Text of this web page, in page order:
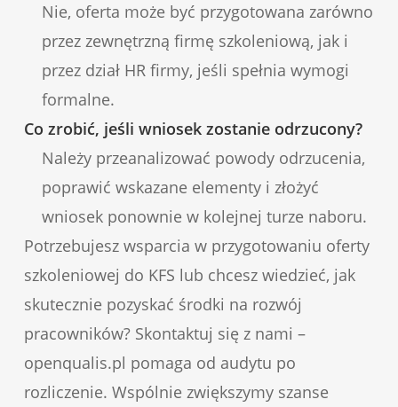
Nie, oferta może być przygotowana zarówno
przez zewnętrzną firmę szkoleniową, jak i
przez dział HR firmy, jeśli spełnia wymogi
formalne.
Co zrobić, jeśli wniosek zostanie odrzucony?
Należy przeanalizować powody odrzucenia,
poprawić wskazane elementy i złożyć
wniosek ponownie w kolejnej turze naboru.
Potrzebujesz wsparcia w przygotowaniu oferty
szkoleniowej do KFS lub chcesz wiedzieć, jak
skutecznie pozyskać środki na rozwój
pracowników? Skontaktuj się z nami –
openqualis.pl pomaga od audytu po
rozliczenie. Wspólnie zwiększymy szanse